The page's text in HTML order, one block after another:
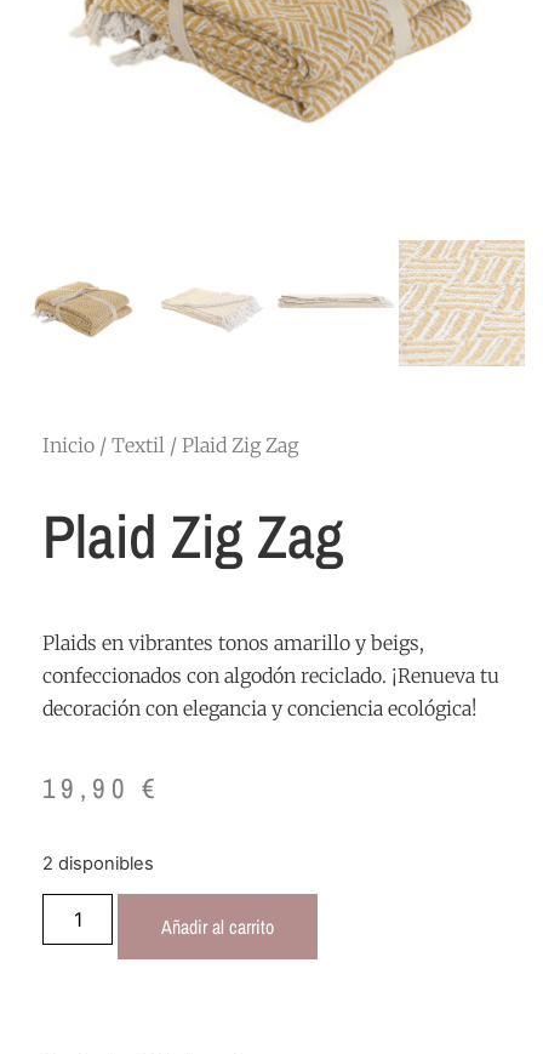
Inicio / Textil / Plaid Zig Zag
Plaid Zig Zag
Plaids en vibrantes tonos amarillo y beigs,
confeccionados con algodón reciclado. ¡Renueva tu
decoración con elegancia y conciencia ecológica!
19,90€
2 disponibles
Añadir al carrito